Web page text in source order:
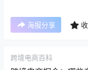
海报分享
跨境电商百科